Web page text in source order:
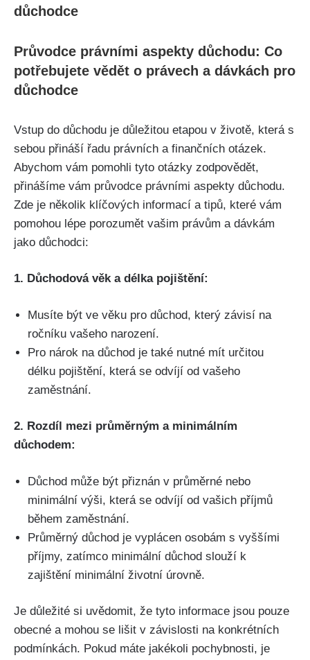
důchodce
Průvodce právními aspekty důchodu: Co
potřebujete vědět o právech a dávkách pro
důchodce
Vstup do důchodu je důležitou etapou v životě, která s
sebou přináší řadu právních a finančních otázek.
Abychom vám pomohli tyto otázky zodpovědět,
přinášíme vám průvodce právními aspekty důchodu.
Zde je několik klíčových informací a tipů, které vám
pomohou lépe porozumět vašim právům a dávkám
jako důchodci:
1. Důchodová věk a délka pojištění:
Musíte být ve věku pro důchod, který závisí na
ročníku vašeho narození.
Pro nárok na důchod je také nutné mít určitou
délku pojištění, která se odvíjí od vašeho
zaměstnání.
2. Rozdíl mezi průměrným a minimálním
důchodem:
Důchod může být přiznán v průměrné nebo
minimální výši, která se odvíjí od vašich příjmů
během zaměstnání.
Průměrný důchod je vyplácen osobám s vyššími
příjmy, zatímco minimální důchod slouží k
zajištění minimální životní úrovně.
Je důležité si uvědomit, že tyto informace jsou pouze
obecné a mohou se lišit v závislosti na konkrétních
podmínkách. Pokud máte jakékoli pochybnosti, je